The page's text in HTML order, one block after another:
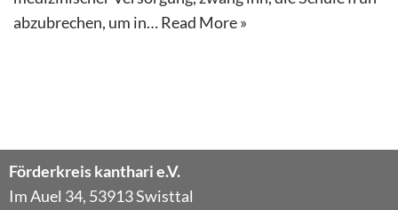
abzubrechen, um in…Read More »
Förderkreis kanthari e.V.
Im Auel 34, 53913 Swisttal